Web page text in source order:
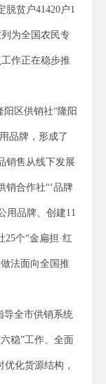
脱贫户41420户1
列为全国农民专
作正在稳步推
区供销社“隆阳
品牌，形成了
销售从线下发展
销合作社“‘品牌
用品牌、创建11
个“金扁担·红
法面向全国推
导全市供销系统
稳”工作、全面
化货源结构，